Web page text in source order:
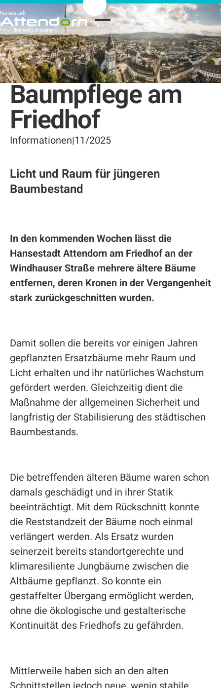
Baumpflege am
Friedhof
Informationen|11/2025
Licht und Raum für jüngeren
Baumbestand
In den kommenden Wochen lässt die
Hansestadt Attendorn am Friedhof an der
Windhauser Straße mehrere ältere Bäume
entfernen, deren Kronen in der Vergangenheit
stark zurückgeschnitten wurden.
Damit sollen die bereits vor einigen Jahren
gepflanzten Ersatzbäume mehr Raum und
Licht erhalten und ihr natürliches Wachstum
gefördert werden. Gleichzeitig dient die
Maßnahme der allgemeinen Sicherheit und
langfristig der Stabilisierung des städtischen
Baumbestands.
Die betreffenden älteren Bäume waren schon
damals geschädigt und in ihrer Statik
beeinträchtigt. Mit dem Rückschnitt konnte
die Reststandzeit der Bäume noch einmal
verlängert werden. Als Ersatz wurden
seinerzeit bereits standortgerechte und
klimaresiliente Jungbäume zwischen die
Altbäume gepflanzt. So konnte ein
gestaffelter Übergang ermöglicht werden,
ohne die ökologische und gestalterische
Kontinuität des Friedhofs zu gefährden.
Mittlerweile haben sich an den alten